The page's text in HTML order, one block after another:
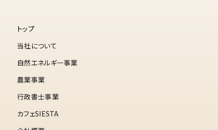
トップ
当社について
自然エネルギー事業
農業事業
行政書士事業
カフェSIESTA